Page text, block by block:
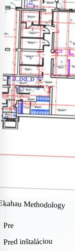
Methodology
Pre
Pred inštaláciou